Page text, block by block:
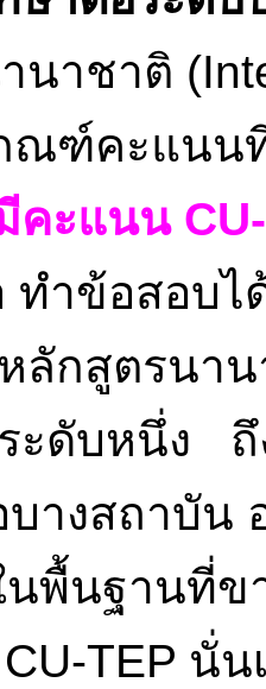
นาชาติ
ณฑ์คะแนน
คะแนน
ทำข้อสอบไ
หลักสูตรนา
ะดับหนึ่ง
างสถาบัน
พื้นฐานที่ข
TEP นั่น